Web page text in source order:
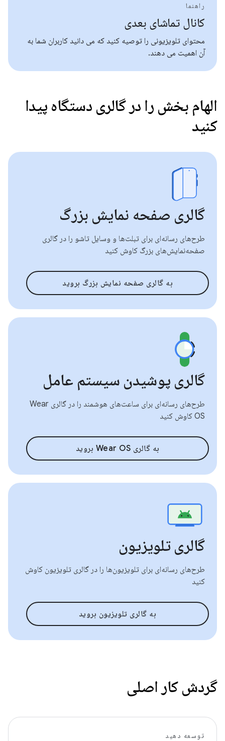
راهنما
کانال تماشای بعدی
محتوای تلویزیونی را توصیه کنید که می دانید کاربران شما به
آن اهمیت می دهند.
الهام بخش را در گالری دستگاه پیدا
کنید
گالری صفحه نمایش بزرگ
طرح‌های رسانه‌ای برای تبلت‌ها و وسایل تاشو را در گالری
صفحه‌نمایش‌های بزرگ کاوش کنید
به گالری صفحه نمایش بزرگ بروید
گالری پوشیدن سیستم عامل
طرح‌های رسانه‌ای برای ساعت‌های هوشمند را در گالری Wear
OS کاوش کنید
به گالری Wear OS بروید
گالری تلویزیون
طرح‌های رسانه‌ای برای تلویزیون‌ها را در گالری تلویزیون کاوش
کنید
به گالری تلویزیون بروید
گردش کار اصلی
توسعه دهید